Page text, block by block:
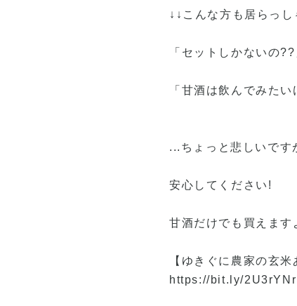
↓↓こんな方も居らっ
「セットしかないの??
「甘酒は飲んでみた
...ちょっと悲しいです
安心してください!
甘酒だけでも買えます
【ゆきぐに農家の玄
https://bit.ly/2U3rYNr